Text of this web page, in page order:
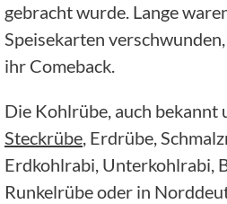
gebracht wurde. Lange
Speisekarten
ihr Comeback.
Die Kohlrübe, auch bekannt
Steckrübe, Erdrübe,
Erdkohlrabi, Unterkohlrabi,
Runkelrübe oder in